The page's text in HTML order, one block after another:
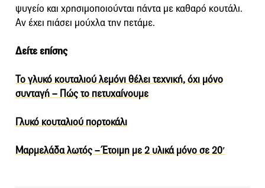
ψυγείο και χρησιμοποιούνται πάντα με καθαρό κουτάλι.
Αν έχει πιάσει μούχλα την πετάμε.
Δείτε επίσης
Το γλυκό κουταλιού λεμόνι θέλει τεχνική, όχι μόνο
συνταγή – Πώς το πετυχαίνουμε
Γλυκό κουταλιού πορτοκάλι
Μαρμελάδα λωτός – Έτοιμη με 2 υλικά μόνο σε 20′